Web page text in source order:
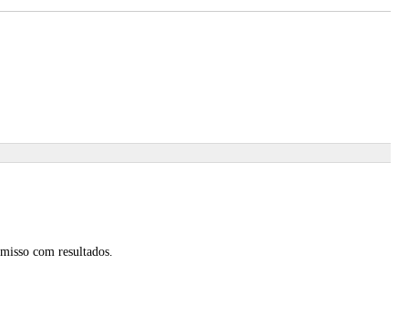
com resultados.